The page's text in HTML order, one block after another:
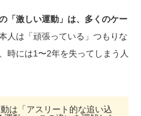
「激しい運動」は、多くのケー
人は「頑張っている」つもりな
時には1〜2年を失ってしまう人
は「アスリート的な追い込